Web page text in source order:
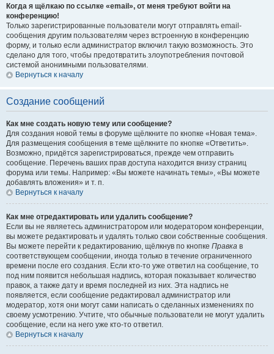
Когда я щёлкаю по ссылке «email», от меня требуют войти на
конференцию!
Только зарегистрированные пользователи могут отправлять email-
сообщения другим пользователям через встроенную в конференцию
форму, и только если администратор включил такую возможность. Это
сделано для того, чтобы предотвратить злоупотребления почтовой
системой анонимными пользователями.
Вернуться к началу
Создание сообщений
Как мне создать новую тему или сообщение?
Для создания новой темы в форуме щёлкните по кнопке «Новая тема».
Для размещения сообщения в теме щёлкните по кнопке «Ответить».
Возможно, придётся зарегистрироваться, прежде чем отправить
сообщение. Перечень ваших прав доступа находится внизу страниц
форума или темы. Например: «Вы можете начинать темы», «Вы можете
добавлять вложения» и т. п.
Вернуться к началу
Как мне отредактировать или удалить сообщение?
Если вы не являетесь администратором или модератором конференции,
вы можете редактировать и удалять только свои собственные сообщения.
Вы можете перейти к редактированию, щёлкнув по кнопке Правка в
соответствующем сообщении, иногда только в течение ограниченного
времени после его создания. Если кто-то уже ответил на сообщение, то
под ним появится небольшая надпись, которая показывает количество
правок, а также дату и время последней из них. Эта надпись не
появляется, если сообщение редактировал администратор или
модератор, хотя они могут сами написать о сделанных изменениях по
своему усмотрению. Учтите, что обычные пользователи не могут удалить
сообщение, если на него уже кто-то ответил.
Вернуться к началу